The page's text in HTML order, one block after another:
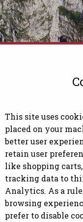
This site uses
placed on your
better user
retain user
like shopping
tracking data to
Analytics. As a
browsing
prefer to disable